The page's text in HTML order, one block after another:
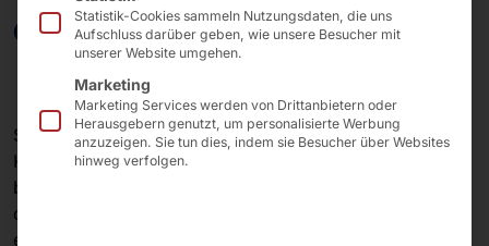
of Sale
Snabble und Pyramid teilen eine Philosophie, die auf
Kundennähe, Innovation, Agilität und Zuverlässigkeit
basiert. Beide Unternehmen arbeiten seit vielen Jahren
daran, maßgeschneiderte Lösungen für den Handel zu
entwickeln, die effiziente Prozesse ermöglichen und
Statistik-Cookies sammeln Nutzungsdaten, die uns
Aufschluss darüber geben, wie unsere Besucher mit
unserer Website umgehen.
Marketing
Marketing Services werden von Drittanbietern oder
Herausgebern genutzt, um personalisierte Werbung
anzuzeigen. Sie tun dies, indem sie Besucher über Websites
hinweg verfolgen.